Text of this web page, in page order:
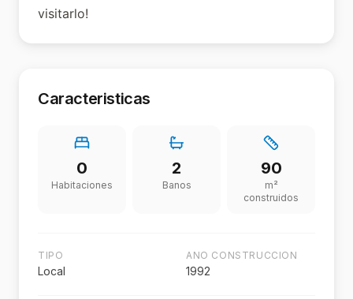
visitarlo!
Caracteristicas
0
Habitaciones
2
Banos
90
m²
construidos
TIPO
Local
ANO CONSTRUCCION
1992